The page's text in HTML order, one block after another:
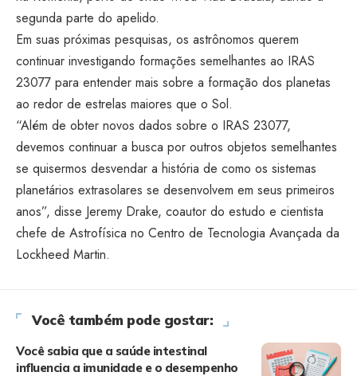
segunda parte do apelido.
Em suas próximas pesquisas, os astrônomos querem
continuar investigando formações semelhantes ao IRAS
23077 para entender mais sobre a formação dos planetas
ao redor de estrelas maiores que o Sol.
“Além de obter novos dados sobre o IRAS 23077,
devemos continuar a busca por outros objetos semelhantes
se quisermos desvendar a história de como os sistemas
planetários extrasolares se desenvolvem em seus primeiros
anos”, disse Jeremy Drake, coautor do estudo e cientista
chefe de Astrofísica no Centro de Tecnologia Avançada da
Lockheed Martin.
Você também pode gostar:
Você sabia que a saúde intestinal
influencia a imunidade e o desempenho